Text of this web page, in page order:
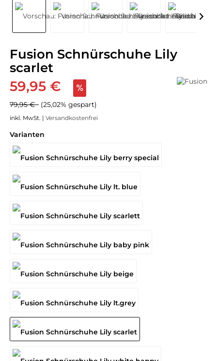
Fusion Schnürschuhe Lily
scarlet
59,95 €
79,95 € (25,02% gespart)
inkl. MwSt. | Versandkostenfrei
Varianten